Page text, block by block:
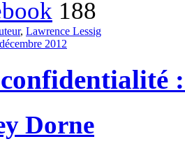
188
, Lawrence Lessig
2012
Dorne